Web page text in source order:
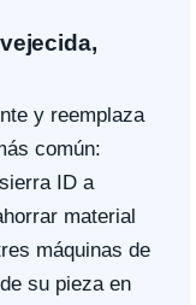
y reemplaza
común:
ID a
material
máquinas de
su pieza en